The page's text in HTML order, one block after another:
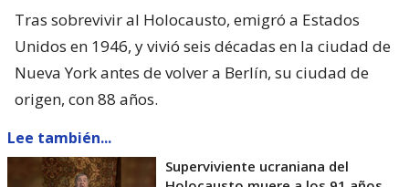
Tras sobrevivir al Holocausto, emigró a Estados
Unidos en 1946, y vivió seis décadas en la ciudad de
Nueva York antes de volver a Berlín, su ciudad de
origen, con 88 años.
Lee también...
Superviviente ucraniana del